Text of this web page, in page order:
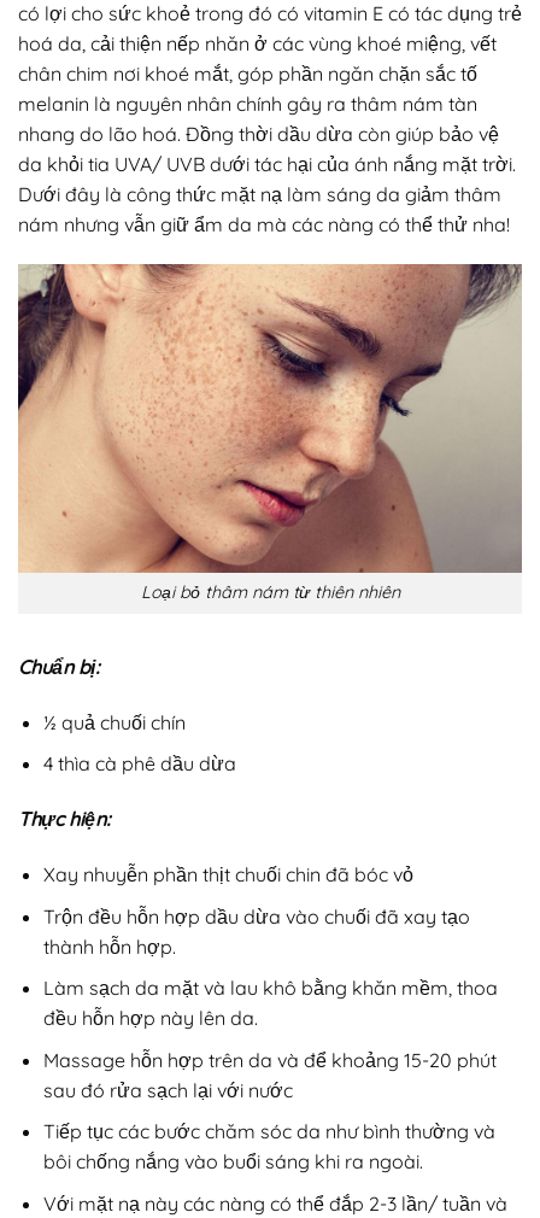
có lợi cho sức khoẻ trong đó có vitamin E có tác dụng trẻ
hoá da, cải thiện nếp nhăn ở các vùng khoé miệng, vết
chân chim nơi khoé mắt, góp phần ngăn chặn sắc tố
melanin là nguyên nhân chính gây ra thâm nám tàn
nhang do lão hoá. Đồng thời dầu dừa còn giúp bảo vệ
da khỏi tia UVA/ UVB dưới tác hại của ánh nắng mặt trời.
Dưới đây là công thức mặt nạ làm sáng da giảm thâm
nám nhưng vẫn giữ ẩm da mà các nàng có thể thử nha!
Loại bỏ thâm nám từ thiên nhiên
Chuẩn bị:
½ quả chuối chín
4 thìa cà phê dầu dừa
Thực hiện:
Xay nhuyễn phần thịt chuối chin đã bóc vỏ
Trộn đều hỗn hợp dầu dừa vào chuối đã xay tạo
thành hỗn hợp.
Làm sạch da mặt và lau khô bằng khăn mềm, thoa
đều hỗn hợp này lên da.
Massage hỗn hợp trên da và để khoảng 15-20 phút
sau đó rửa sạch lại với nước
Tiếp tục các bước chăm sóc da như bình thường và
bôi chống nắng vào buổi sáng khi ra ngoài.
Với mặt nạ này các nàng có thể đắp 2-3 lần/ tuần và